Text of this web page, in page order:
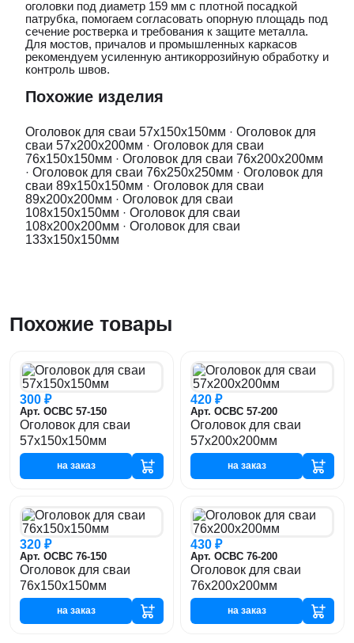
оголовки под диаметр 159 мм с плотной посадкой
патрубка, помогаем согласовать опорную площадь под
сечение ростверка и требования к защите металла.
Для мостов, причалов и промышленных каркасов
рекомендуем усиленную антикоррозийную обработку и
контроль швов.
Похожие изделия
Оголовок для сваи 57x150x150мм · Оголовок для
сваи 57x200x200мм · Оголовок для сваи
76x150x150мм · Оголовок для сваи 76x200x200мм
· Оголовок для сваи 76x250x250мм · Оголовок для
сваи 89x150x150мм · Оголовок для сваи
89x200x200мм · Оголовок для сваи
108x150x150мм · Оголовок для сваи
108x200x200мм · Оголовок для сваи
133x150x150мм
Похожие товары
300 ₽
Арт. ОСВС 57-150
Оголовок для сваи
57x150x150мм
на заказ
420 ₽
Арт. ОСВС 57-200
Оголовок для сваи
57x200x200мм
на заказ
320 ₽
Арт. ОСВС 76-150
Оголовок для сваи
76x150x150мм
на заказ
430 ₽
Арт. ОСВС 76-200
Оголовок для сваи
76x200x200мм
на заказ